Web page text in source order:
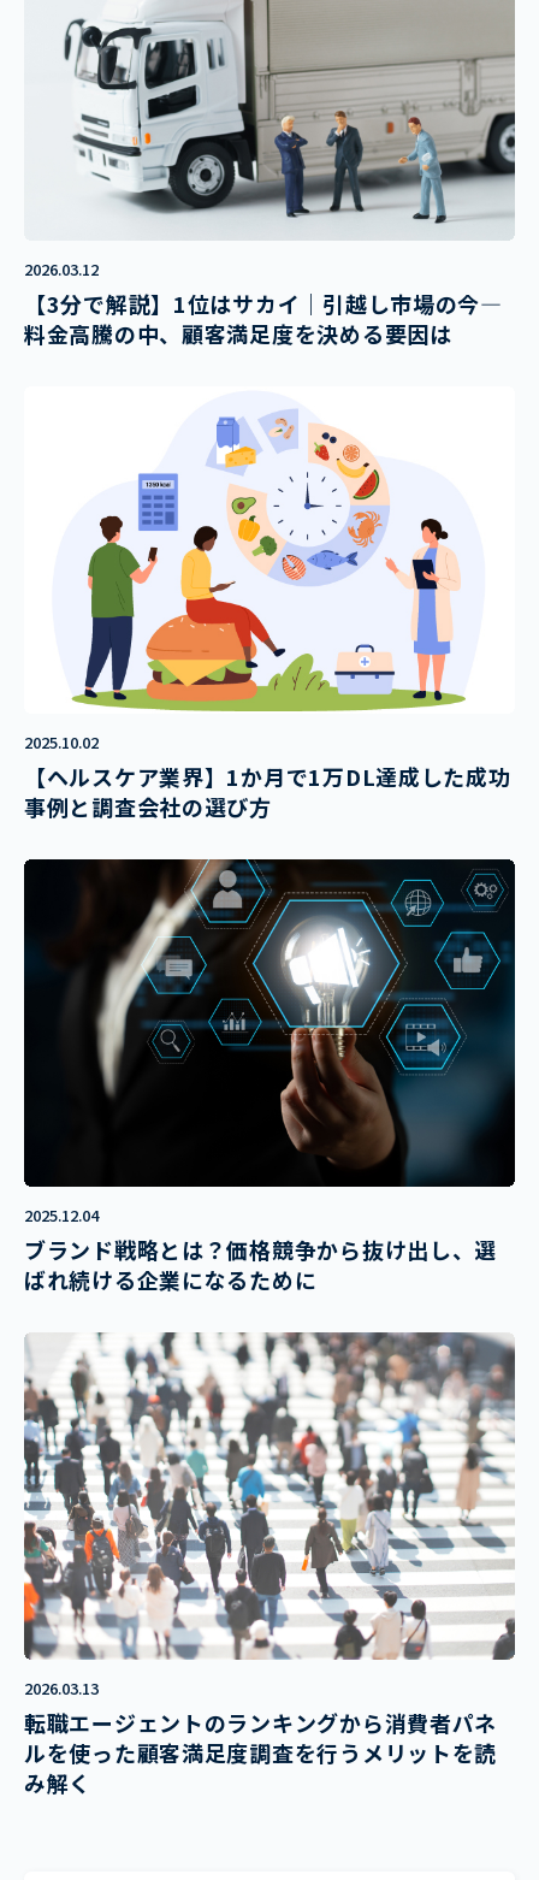
2026.03.12
【3分で解説】1位はサカイ｜引越し市場の今―
料金高騰の中、顧客満足度を決める要因は
2025.10.02
【ヘルスケア業界】1か月で1万DL達成した成功
事例と調査会社の選び方
2025.12.04
ブランド戦略とは？価格競争から抜け出し、選
ばれ続ける企業になるために
2026.03.13
転職エージェントのランキングから消費者パネ
ルを使った顧客満足度調査を行うメリットを読
み解く